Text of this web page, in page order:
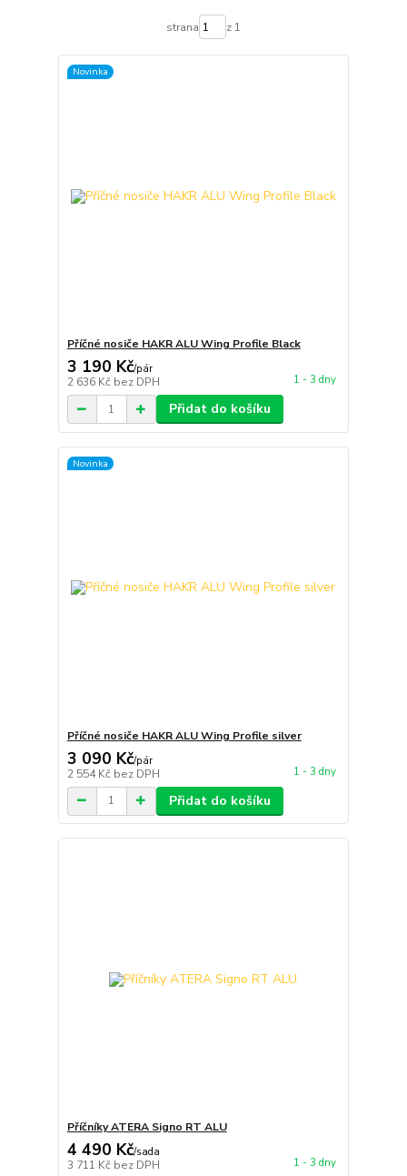
strana z 1
Novinka
Příčné nosiče HAKR ALU Wing Profile Black
3 190 Kč/pár
2 636 Kč bez DPH 1 - 3 dny
Přidat do košíku
Novinka
Příčné nosiče HAKR ALU Wing Profile silver
3 090 Kč/pár
2 554 Kč bez DPH 1 - 3 dny
Přidat do košíku
Příčníky ATERA Signo RT ALU
4 490 Kč/sada
3 711 Kč bez DPH 1 - 3 dny